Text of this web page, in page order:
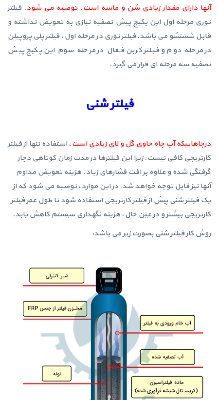
آنها دارای مقدار زیادی شن و ماسه است، توصیه می شود. فیلتر
توری مرحله اول این پکیج پیش تصفیه نیازی به تعویض نداشته و
قابل شستشو می باشد. فیلتر توری در مرحله اول، فیلتر پلی پروپیلن
در مرحله دوم و فیلتر کربن فعال در مرحله سوم این پکیج پیش
تصفیه سه مرحله ای قرار می گیرد.
فیلتر شنی
درجاهاییکه آب چاه حاوی گل و لای زیادی است، استفاده تنها از فیلتر
کارتریجی کافی نیست. زیرا این فیلترها در مدت زمان کوتاهی دچار
گرفتگی شده و علاوه بر افت فشارهای زیاد، هزینه تعویض مداوم
آنها نیز قابل توجه خواهد شد. در این موارد، توصیه می شود که از
یک فیلتر شنی پبش از فیلتر کارتریجی استفاده شود تا طول عمر فیلتر
کارتریجی بیشتر و در عین حال، هزینه نگهداری سیستم کاهش یابد.
روش کار فیلتر شنی بصورت زیر می باشد: